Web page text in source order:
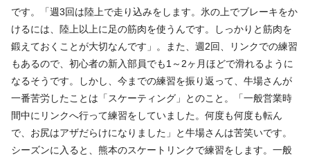
です。「週3回は陸上で走り込みをします。氷の上でブレーキをか
けるには、陸上以上に足の筋肉を使うんです。しっかりと筋肉を
鍛えておくことが大切なんです」。また、週2回、リンクでの練習
もあるので、初心者の新入部員でも1～2ヶ月ほどで滑れるように
なるそうです。しかし、今までの練習を振り返って、牛場さんが
一番苦労したことは「スケーティング」とのこと。「一般営業時
間中にリンクへ行って練習をしていました。何度も何度も転ん
で、お尻はアザだらけになりました」と牛場さんは苦笑いです。
シーズンに入ると、熊本のスケートリンクで練習をします。一般